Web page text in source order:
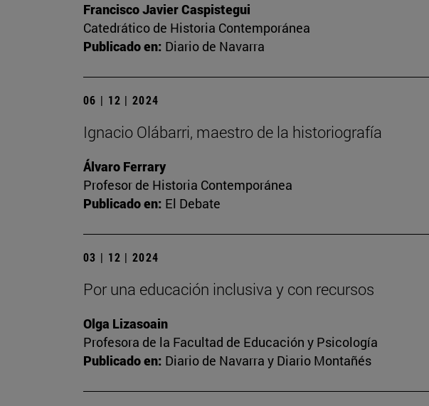
Francisco Javier Caspistegui
Catedrático de Historia Contemporánea
Publicado en: Diario de Navarra
06 | 12 | 2024
Ignacio Olábarri, maestro de la historiografía
Álvaro Ferrary
Profesor de Historia Contemporánea
Publicado en: El Debate
03 | 12 | 2024
Por una educación inclusiva y con recursos
Olga Lizasoain
Profesora de la Facultad de Educación y Psicología
Publicado en: Diario de Navarra y Diario Montañés